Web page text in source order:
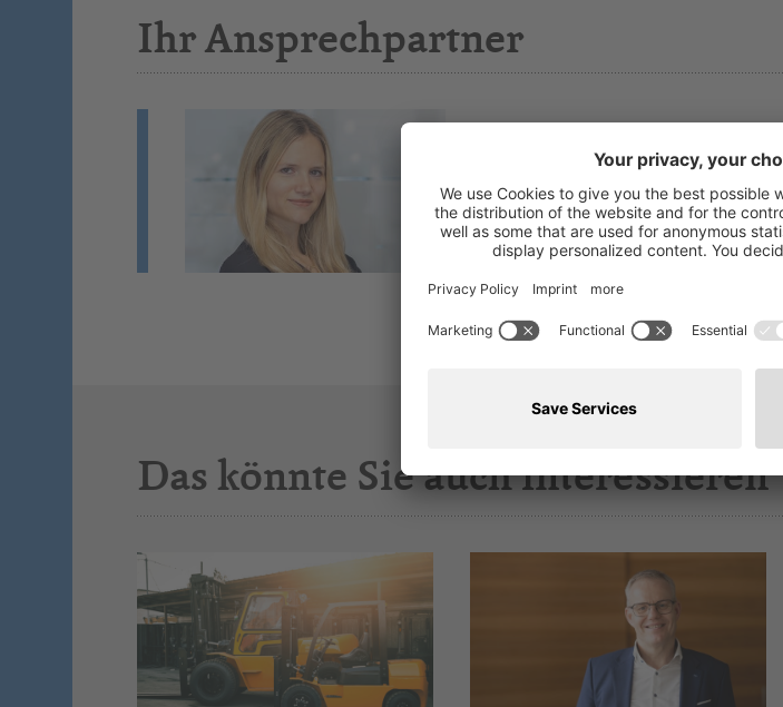
Ihr Ansprechpartner
Jasmin Sandri
Mitarbeiterin
Sitz: Bozen
Das könnte Sie auch interessieren